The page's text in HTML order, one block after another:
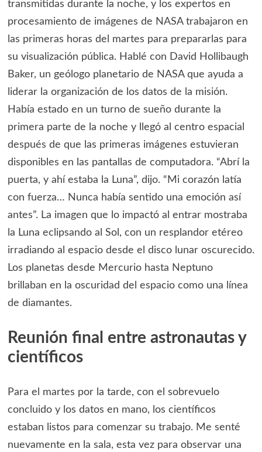
transmitidas durante la noche, y los expertos en
procesamiento de imágenes de NASA trabajaron en
las primeras horas del martes para prepararlas para
su visualización pública. Hablé con David Hollibaugh
Baker, un geólogo planetario de NASA que ayuda a
liderar la organización de los datos de la misión.
Había estado en un turno de sueño durante la
primera parte de la noche y llegó al centro espacial
después de que las primeras imágenes estuvieran
disponibles en las pantallas de computadora. “Abrí la
puerta, y ahí estaba la Luna”, dijo. “Mi corazón latía
con fuerza… Nunca había sentido una emoción así
antes”. La imagen que lo impactó al entrar mostraba
la Luna eclipsando al Sol, con un resplandor etéreo
irradiando al espacio desde el disco lunar oscurecido.
Los planetas desde Mercurio hasta Neptuno
brillaban en la oscuridad del espacio como una línea
de diamantes.
Reunión final entre astronautas y
científicos
Para el martes por la tarde, con el sobrevuelo
concluido y los datos en mano, los científicos
estaban listos para comenzar su trabajo. Me senté
nuevamente en la sala, esta vez para observar una